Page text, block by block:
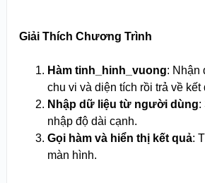
Giải Thích Chương Trình
Hàm tinh_hinh_vuong: Nhận
chu vi và diện tích rồi trả về kết
Nhập dữ liệu từ người dùng:
nhập độ dài cạnh.
Gọi hàm và hiển thị kết quả:
màn hình.